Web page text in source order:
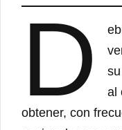
D
al
obtener, con